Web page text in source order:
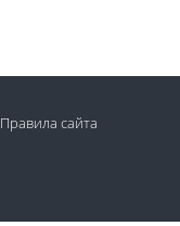
Правила сайта